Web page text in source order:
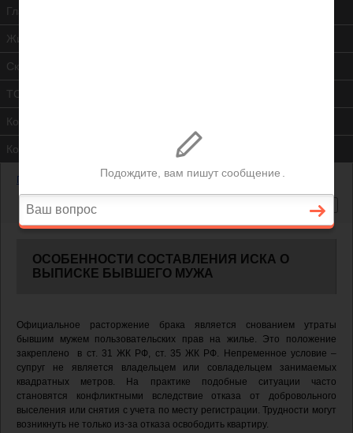
Главная
Жилищная инспекция
Скачать ЖК РФ
ТСЖ
Контакты
Консультация юриста
Главная Особенности составления иска о выписке бывшего мужа
ОСОБЕННОСТИ СОСТАВЛЕНИЯ ИСКА О
ВЫПИСКЕ БЫВШЕГО МУЖА
Официальное расторжение брака является снованием утраты
бывшим мужем пользовательских прав на жилье. Это положение
закреплено в ст. 31 ЖК РФ, ст. 35 ЖК РФ. Непременное условие –
супруг не является владельцем или совладельцем занимаемых
квадратных метров. На практике подобные ситуации часто
становятся конфликтными вследствие отказа от добровольного
выселения или снятия с учета по месту регистрации. Трудности могут
возникнуть не только из-за отказа освободить квартиру.